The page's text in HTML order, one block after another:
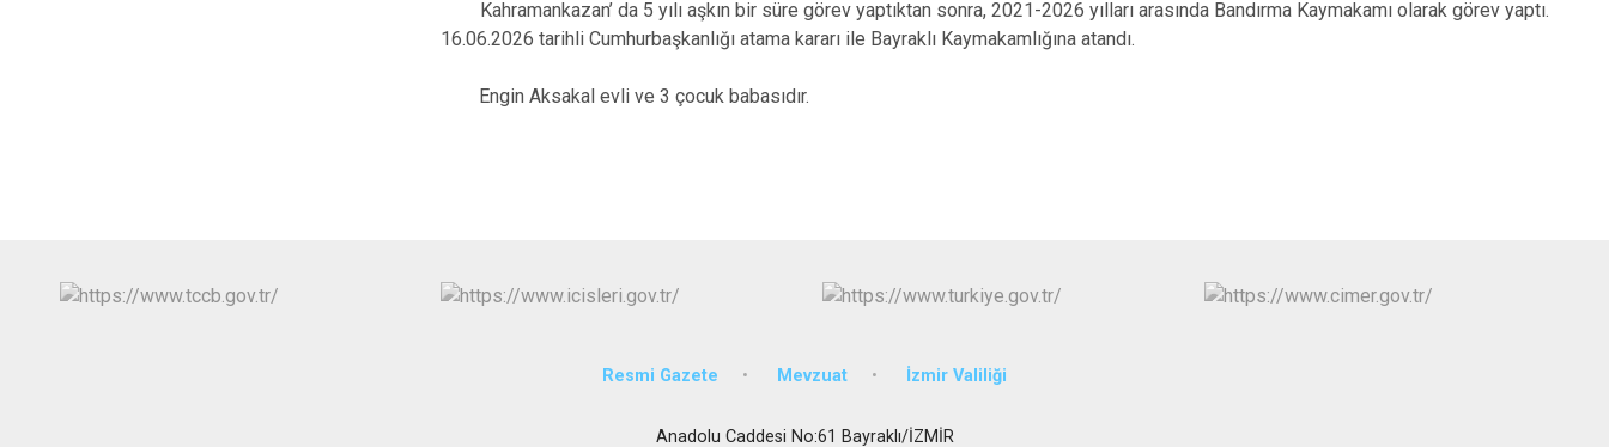
Çiğli
Dikili
Konak
Bayraklı
Kahramankazan’ da 5 yılı aşkın bir süre görev yaptıktan sonra, 2021-2026 yılları arasında Bandırma Kaymakamı olarak görev yaptı.
16.06.2026 tarihli Cumhurbaşkanlığı atama kararı ile Bayraklı Kaymakamlığına atandı.
Engin Aksakal evli ve 3 çocuk babasıdır.
Resmi Gazete Mevzuat İzmir Valiliği
Anadolu Caddesi No:61 Bayraklı/İZMİR